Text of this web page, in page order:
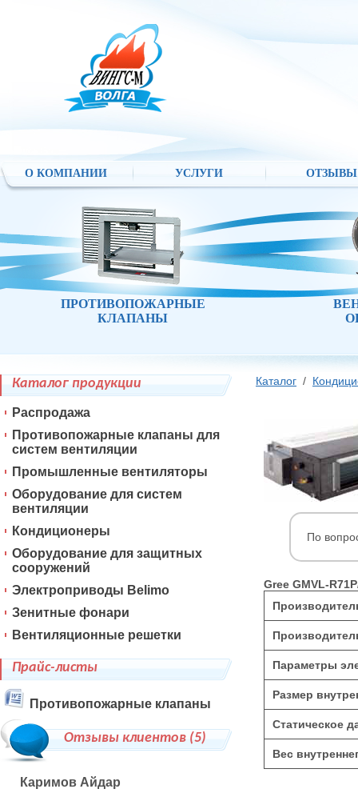
О КОМПАНИИ УСЛУГИ ОТЗЫВЫ
ПРОТИВОПОЖАРНЫЕ
КЛАПАНЫ
Каталог /
По
Gree GMVL-
Параметры
Размер
Статическое
Вес
Каталог продукции
Распродажа
Противопожарные клапаны для
систем вентиляции
Промышленные вентиляторы
Оборудование для систем
вентиляции
Кондиционеры
Оборудование для защитных
сооружений
Электроприводы Belimo
Зенитные фонари
Вентиляционные решетки
Прайс-листы
Противопожарные клапаны
Отзывы клиентов (5)
Каримов Айдар